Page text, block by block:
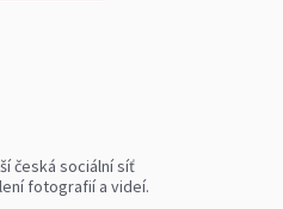
česká sociální síť
fotografií a videí.